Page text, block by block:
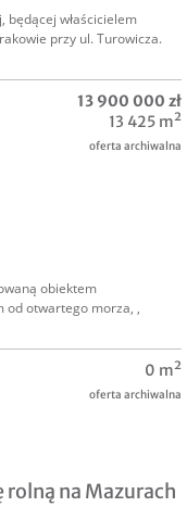
będącej właścicielem
przy ul. Turowicza.
obiektem
od otwartego morza, ,
13 900 000 zł
13 425 m²
oferta archiwalna
na Mazurach
0 m²
oferta archiwalna